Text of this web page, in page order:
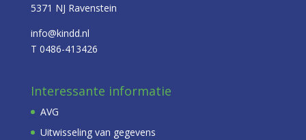
5371 NJ Ravenstein
info@kindd.nl
T 0486-413426
Interessante informatie
AVG
Uitwisseling van gegevens